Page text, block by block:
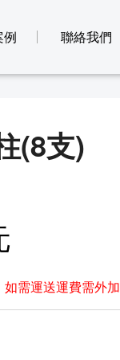
例 聯絡我們
(8支)
需運送運費需外加